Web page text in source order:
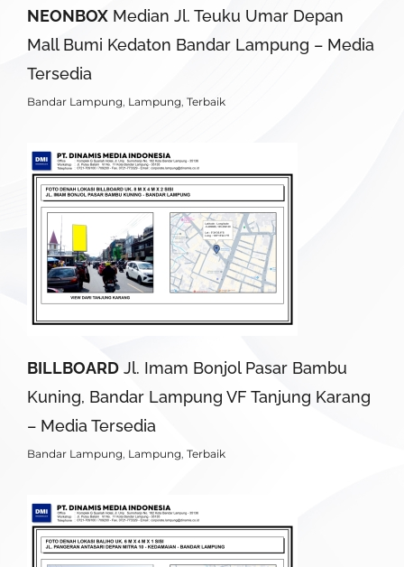
NEONBOX Median Jl. Teuku Umar Depan
Mall Bumi Kedaton Bandar Lampung – Media
Tersedia
Bandar Lampung Lampung Terbaik
BILLBOARD Jl. Imam Bonjol Pasar Bambu
Kuning, Bandar Lampung VF Tanjung Karang
– Media Tersedia
Bandar Lampung Lampung Terbaik